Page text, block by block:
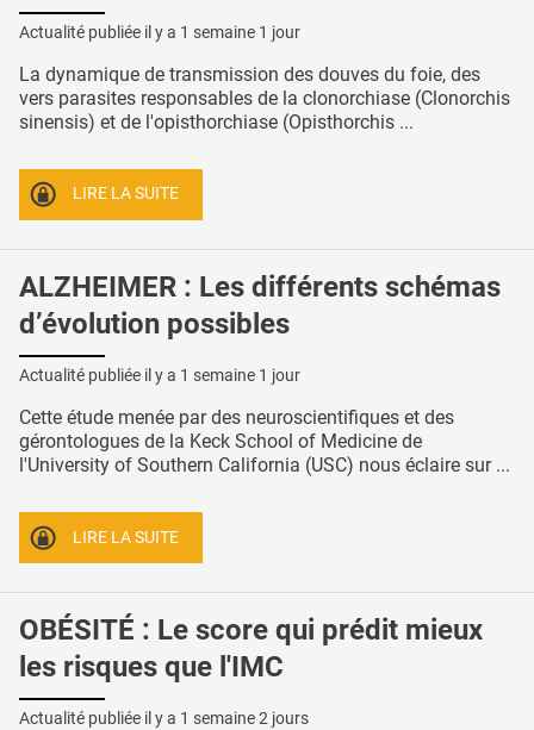
Actualité publiée il y a 1 semaine 1 jour
La dynamique de transmission des douves du foie, des
vers parasites responsables de la clonorchiase (Clonorchis
sinensis) et de l'opisthorchiase (Opisthorchis ...
LIRE LA SUITE
ALZHEIMER : Les différents schémas
d’évolution possibles
Actualité publiée il y a 1 semaine 1 jour
Cette étude menée par des neuroscientifiques et des
gérontologues de la Keck School of Medicine de
l'University of Southern California (USC) nous éclaire sur ...
LIRE LA SUITE
OBÉSITÉ : Le score qui prédit mieux
les risques que l'IMC
Actualité publiée il y a 1 semaine 2 jours